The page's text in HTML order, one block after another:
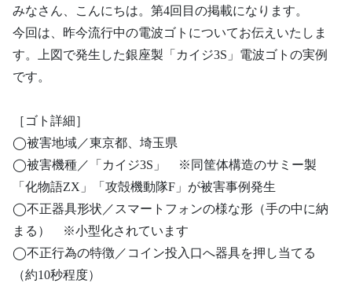
みなさん、こんにちは。第4回目の掲載になります。
今回は、昨今流行中の電波ゴトについてお伝えいたしま
す。上図で発生した銀座製「カイジ3S」電波ゴトの実例
です。
［ゴト詳細］
◯被害地域／東京都、埼玉県
◯被害機種／「カイジ3S」 ※同筐体構造のサミー製
「化物語ZX」「攻殻機動隊F」が被害事例発生
◯不正器具形状／スマートフォンの様な形（手の中に納
まる） ※小型化されています
◯不正行為の特徴／コイン投入口へ器具を押し当てる
（約10秒程度）